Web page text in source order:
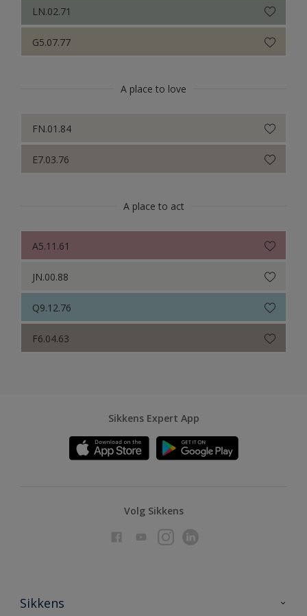
LN.02.71
G5.07.77
A place to love
FN.01.84
E7.03.76
A place to act
A5.11.61
JN.00.88
Q9.12.76
F6.04.63
Sikkens Expert App
Volg Sikkens
Sikkens